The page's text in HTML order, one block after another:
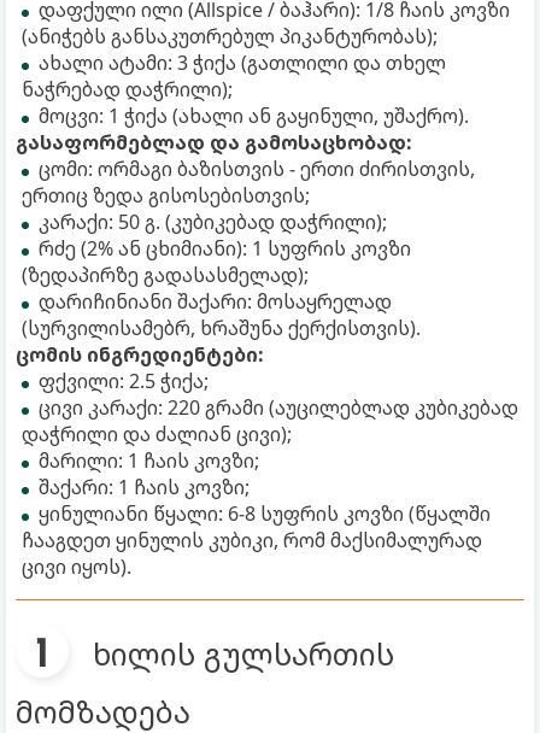
დაფქული ილი (Allspice / ბაჰარი): 1/8 ჩაის კოვზი
(ანიჭებს განსაკუთრებულ პიკანტურობას);
ახალი ატამი: 3 ჭიქა (გათლილი და თხელ
ნაჭრებად დაჭრილი);
მოცვი: 1 ჭიქა (ახალი ან გაყინული, უშაქრო).
გასაფორმებლად და გამოსაცხობად:
ცომი: ორმაგი ბაზისთვის - ერთი ძირისთვის,
ერთიც ზედა გისოსებისთვის;
კარაქი: 50 გ. (კუბიკებად დაჭრილი);
რძე (2% ან ცხიმიანი): 1 სუფრის კოვზი
(ზედაპირზე გადასასმელად);
დარიჩინიანი შაქარი: მოსაყრელად
(სურვილისამებრ, ხრაშუნა ქერქისთვის).
ცომის ინგრედიენტები:
ფქვილი: 2.5 ჭიქა;
ცივი კარაქი: 220 გრამი (აუცილებლად კუბიკებად
დაჭრილი და ძალიან ცივი);
მარილი: 1 ჩაის კოვზი;
შაქარი: 1 ჩაის კოვზი;
ყინულიანი წყალი: 6-8 სუფრის კოვზი (წყალში
ჩააგდეთ ყინულის კუბიკი, რომ მაქსიმალურად
ცივი იყოს).
ხილის გულსართის
მომზადება